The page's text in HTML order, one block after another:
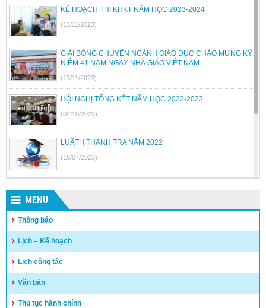
KẾ HOẠCH THI KHKT NĂM HỌC 2023-2024
(13/11/2023)
GIẢI BÓNG CHUYỀN NGÀNH GIÁO DỤC CHÀO MỪNG KỶ
NIỆM 41 NĂM NGÀY NHÀ GIÁO VIỆT NAM
(13/11/2023)
HỘI NGHỊ TỔNG KẾT NĂM HỌC 2022-2023
(04/10/2023)
LUÂTH THANH TRA NĂM 2022
(18/07/2023)
(26/06/2023)
Quyết định công khai quyết toán thu chi NSNN năm 2022
(04/05/2023)
MENU
Thông báo
Lịch – Kế hoạch
Lịch công tác
Văn bản
Thủ tục hành chính